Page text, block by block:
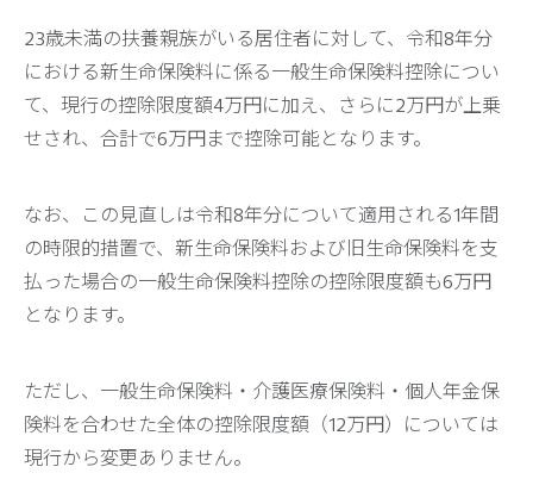
23歳未満の扶養親族がいる居住者に対して、令和8年分
における新生命保険料に係る一般生命保険料控除につい
て、現行の控除限度額4万円に加え、さらに2万円が上乗
せされ、合計で6万円まで控除可能となります。
なお、この見直しは令和8年分について適用される1年間
の時限的措置で、新生命保険料および旧生命保険料を支
払った場合の一般生命保険料控除の控除限度額も6万円
となります。
ただし、一般生命保険料・介護医療保険料・個人年金保
険料を合わせた全体の控除限度額（12万円）については
現行から変更ありません。